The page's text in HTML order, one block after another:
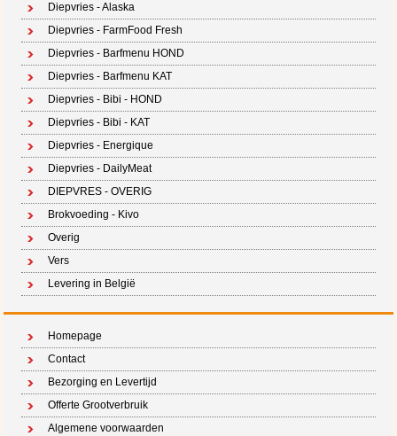
Diepvries - Alaska
Diepvries - FarmFood Fresh
Diepvries - Barfmenu HOND
Diepvries - Barfmenu KAT
Diepvries - Bibi - HOND
Diepvries - Bibi - KAT
Diepvries - Energique
Diepvries - DailyMeat
DIEPVRES - OVERIG
Brokvoeding - Kivo
Overig
Vers
Levering in België
Homepage
Contact
Bezorging en Levertijd
Offerte Grootverbruik
Algemene voorwaarden